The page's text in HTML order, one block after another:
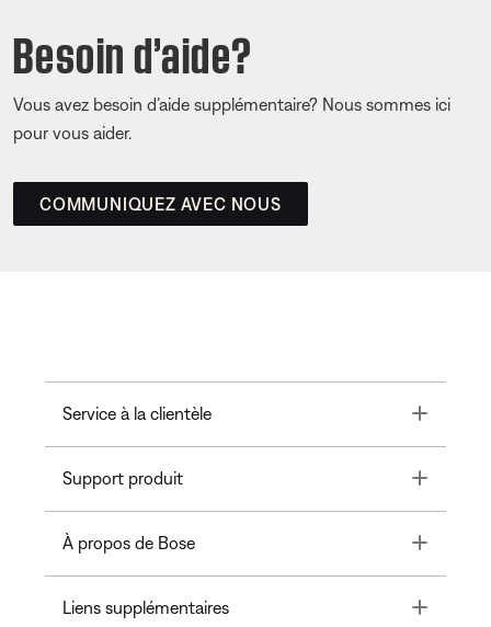
Besoin d’aide?
Vous avez besoin d’aide supplémentaire? Nous sommes ici
pour vous aider.
COMMUNIQUEZ AVEC NOUS
Service à la clientèle Toggle
Support produit Toggle
À propos de Bose Toggle
Liens supplémentaires Toggle